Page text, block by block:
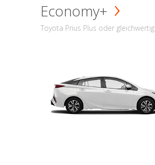
Economy+
Toyota Prius Plus oder gleichwertig